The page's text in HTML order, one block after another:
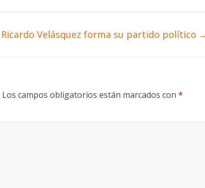
Ricardo Velásquez forma su partido político
Los campos obligatorios están marcados con *